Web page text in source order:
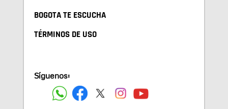
BOGOTA TE ESCUCHA
TÉRMINOS DE USO
Síguenos: